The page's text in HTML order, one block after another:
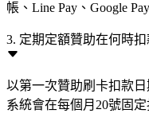
帳、Line Pay、Google
3. 定期定額贊助在何時扣
以第一次贊助刷卡扣款
系統會在每個月20號固定